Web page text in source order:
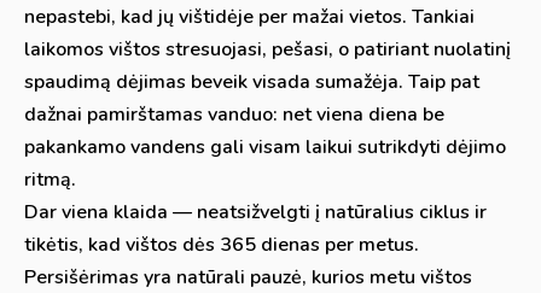
nepastebi, kad jų vištidėje per mažai vietos. Tankiai
laikomos vištos stresuojasi, pešasi, o patiriant nuolatinį
spaudimą dėjimas beveik visada sumažėja. Taip pat
dažnai pamirštamas vanduo: net viena diena be
pakankamo vandens gali visam laikui sutrikdyti dėjimo
ritmą.
Dar viena klaida — neatsižvelgti į natūralius ciklus ir
tikėtis, kad vištos dės 365 dienas per metus.
Persišėrimas yra natūrali pauzė, kurios metu vištos